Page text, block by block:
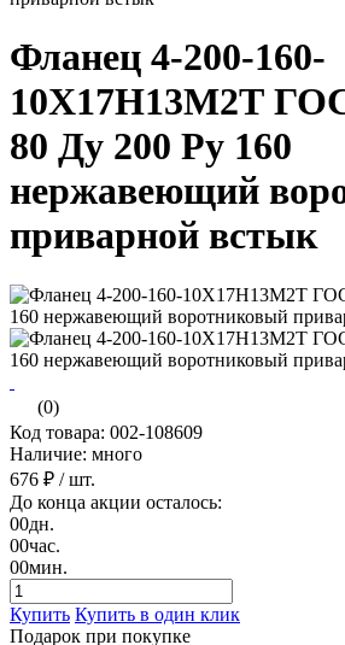
Фланец 4-200-160-
10Х17Н13М2Т
80 Ду 200 Ру 160
нержавеющий
приварной встык
(0)
Код товара: 002-108609
Наличие: много
676 ₽ / шт.
До конца акции осталось:
00дн.
00час.
00мин.
Купить Купить в один клик
Подарок при покупке